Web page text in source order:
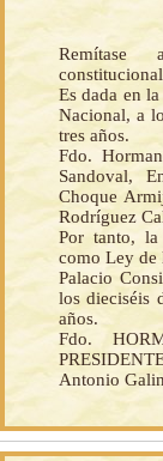
Es dada en
Nacional, a
tres años.
Fdo.
Sandoval,
Choque
Rodríguez
Por tanto,
como Ley de
Palacio
los dieciséis
años.
Fdo.
Antonio